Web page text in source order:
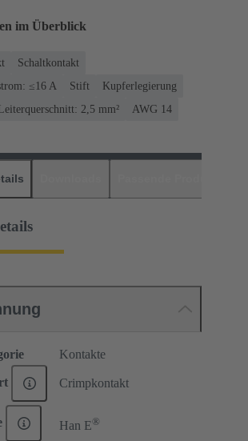
im Überblick
Schaltkontakt
≤16 A
Stift
Kupferlegierung
2,5 mm² AWG 14
Kontakte
Crimpkontakt
Han E®